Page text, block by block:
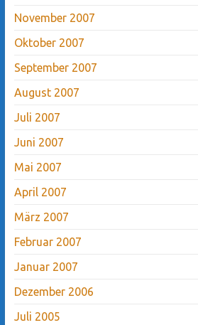
November 2007
Oktober 2007
September 2007
August 2007
Juli 2007
Juni 2007
Mai 2007
April 2007
März 2007
Februar 2007
Januar 2007
Dezember 2006
Juli 2005